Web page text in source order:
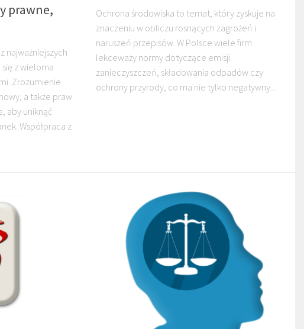
prawne,
najważniejszych
z wieloma
Zrozumienie
a także praw
aby uniknąć
Współpraca z
Ochrona środowiska to temat, który zyskuje na
znaczeniu w obliczu rosnących zagrożeń i
naruszeń przepisów. W Polsce wiele firm
lekceważy normy dotyczące emisji
zanieczyszczeń, składowania odpadów czy
ochrony przyrody, co ma nie tylko negatywny...